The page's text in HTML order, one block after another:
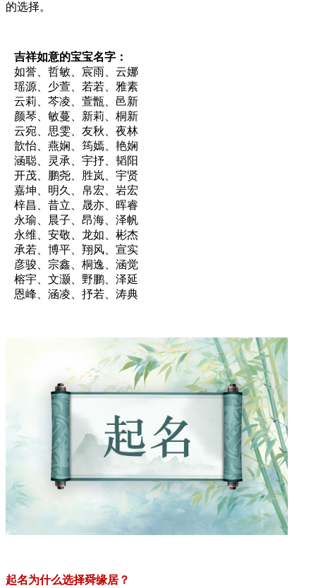
的选择。
吉祥如意的宝宝名字：
如誉、哲敏、宸雨、云娜
瑶源、少萱、若若、雅素
云莉、芩凌、萱甑、邑新
颜琴、敏蔓、新莉、桐新
云宛、思雯、友秋、夜林
歆怡、燕娴、筠嫣、艳娴
涵聪、灵承、宇抒、韬阳
开茂、鹏尧、胜岚、宇贤
嘉坤、明久、帛宏、岩宏
梓昌、昔立、晟亦、晖睿
永瑜、晨子、昂海、泽帆
永维、安敬、龙如、彬杰
承若、博平、翔风、宣实
彦骏、宗鑫、桐逸、涵觉
榕宇、文灏、野鹏、泽延
恩峰、涵凌、抒若、涛典
起名为什么选择舜缘居？